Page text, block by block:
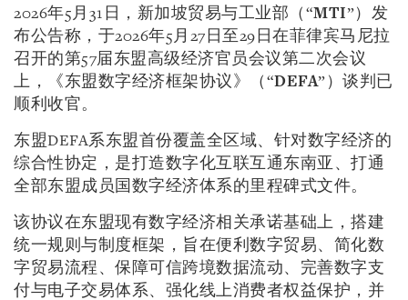
2026年5月31日，新加坡贸易与工业部（“MTI”）发
布公告称，于2026年5月27日至29日在菲律宾马尼拉
召开的第57届东盟高级经济官员会议第二次会议
上，《东盟数字经济框架协议》（“DEFA”）谈判已
顺利收官。
东盟DEFA系东盟首份覆盖全区域、针对数字经济的
综合性协定，是打造数字化互联互通东南亚、打通
全部东盟成员国数字经济体系的里程碑式文件。
该协议在东盟现有数字经济相关承诺基础上，搭建
统一规则与制度框架，旨在便利数字贸易、简化数
字贸易流程、保障可信跨境数据流动、完善数字支
付与电子交易体系、强化线上消费者权益保护，并